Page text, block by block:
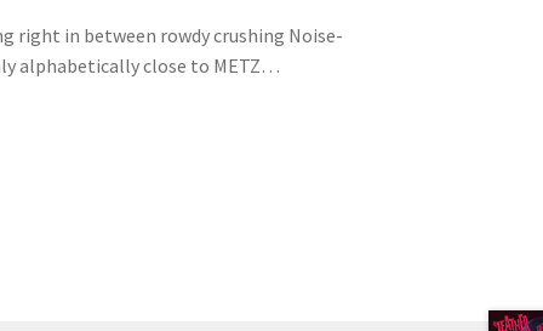
right in between rowdy crushing Noise-
alphabetically close to METZ…